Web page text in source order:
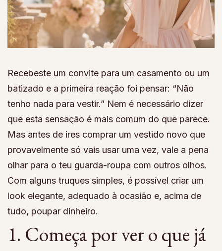
Recebeste um convite para um casamento ou um
batizado e a primeira reação foi pensar: “Não
tenho nada para vestir.” Nem é necessário dizer
que esta sensação é mais comum do que parece.
Mas antes de ires comprar um vestido novo que
provavelmente só vais usar uma vez, vale a pena
olhar para o teu guarda-roupa com outros olhos.
Com alguns truques simples, é possível criar um
look elegante, adequado à ocasião e, acima de
tudo, poupar dinheiro.
1. Começa por ver o que já